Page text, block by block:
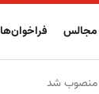
مجالس
منصوب شد